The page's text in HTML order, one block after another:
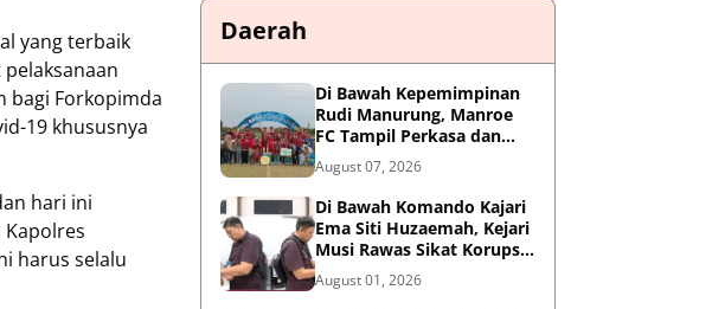
yang terbaik
bagi Forkopimda
19 khususnya
hari ini
harus selalu
Daerah
Di Bawah Kepemimpinan
Rudi Manurung, Manroe
FC Tampil Perkasa dan
Juarai Piala Soeratin U-15
Zona Riau
August 07, 2026
Di Bawah Komando Kajari
Ema Siti Huzaemah, Kejari
Musi Rawas Sikat Korupsi
Dana Sawit, Negara
Selamatkan Rp1,26 Miliar
August 01, 2026